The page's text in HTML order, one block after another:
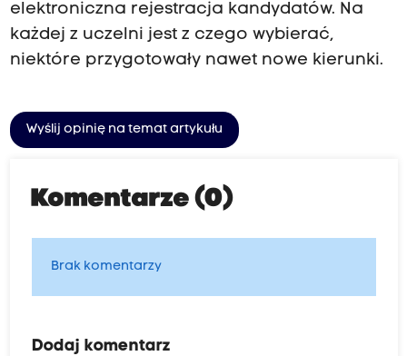
elektroniczna rejestracja kandydatów. Na
każdej z uczelni jest z czego wybierać,
niektóre przygotowały nawet nowe kierunki.
Wyślij opinię na temat artykułu
Komentarze (0)
Brak komentarzy
Dodaj komentarz